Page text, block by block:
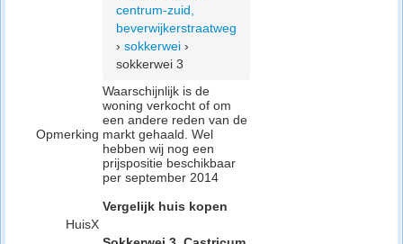
centrum-zuid,
beverwijkerstraatweg
› sokkerwei ›
sokkerwei 3
Opmerking
Waarschijnlijk is de
woning verkocht of om
een andere reden van de
markt gehaald. Wel
hebben wij nog een
prijspositie beschikbaar
per september 2014
HuisX
Vergelijk huis kopen